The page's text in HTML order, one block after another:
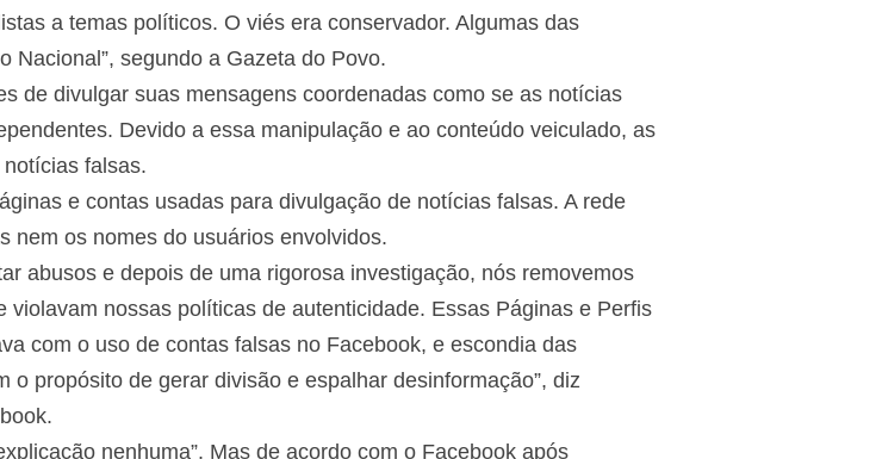
a temas políticos. O viés era conservador. Algumas das
Nacional”, segundo a Gazeta do Povo.
de divulgar suas mensagens coordenadas como se as notícias
Devido a essa manipulação e ao conteúdo veiculado, as
falsas.
e contas usadas para divulgação de notícias falsas. A rede
nem os nomes do usuários envolvidos.
abusos e depois de uma rigorosa investigação, nós removemos
nossas políticas de autenticidade. Essas Páginas e Perfis
com o uso de contas falsas no Facebook, e escondia das
propósito de gerar divisão e espalhar desinformação”, diz
nenhuma”. Mas de acordo com o Facebook após